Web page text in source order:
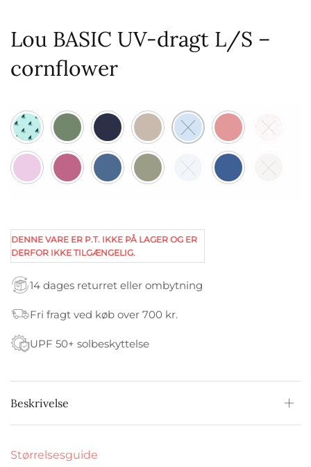
Lou BASIC UV-dragt L/S –
cornflower
DENNE VARE ER P.T. IKKE PÅ LAGER OG ER
DERFOR IKKE TILGÆNGELIG.
14 dages returret eller ombytning
Fri fragt ved køb over 700 kr.
UPF 50+ solbeskyttelse
Beskrivelse
Størrelsesguide